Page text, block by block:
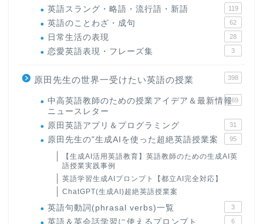
英語スラング・略語・流行語・新語 119
英語のことわざ・成句 62
日常生活の表現 28
恋愛英語表現・フレーズ集 3
原田先生の世界一受けたい英語の授業 398
中高英語教師のための授業アイデア＆最新情報
ニュースレター
169
原田英語アプリ＆プログラミング 31
原田先生の"生成AIを使った超絶英語授業案 95
【生成AI活用英語教育】英語教師のための生成AI英
語授業実践事例
英語学習生成AIプロンプト【都立AI完全対応】
ChatGPT(生成AI)超絶英語授業案
英語句動詞(phrasal verbs)一覧 3
英語＆英会話学習に使えるプロンプト 6